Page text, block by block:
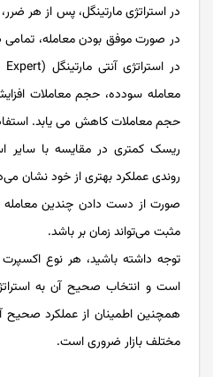
در استراتژی مارتینگل، پس از هر
در صورت موفق بودن معامله، تمامی
معامله سودده، حجم معاملات
حجم معاملات کاهش می یابد.
ریسک کمتری در مقایسه با سایر
روندی عملکرد بهتری از خود نشان
صورت از دست دادن چندین معامله
مثبت می‌تواند زمان بر باشد.
توجه داشته باشید، هر نوع
است و انتخاب صحیح آن به
همچنین اطمینان از عملکرد صحیح
مختلف بازار ضروری است.